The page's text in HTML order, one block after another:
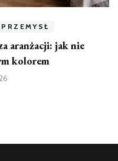
aranżacji: jak nie
kolorem